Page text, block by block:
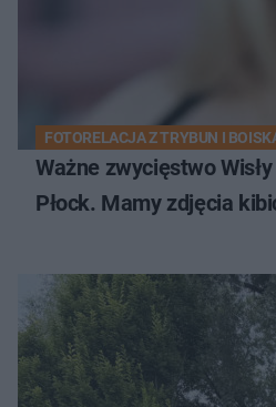
FOTORELACJA Z TRYBUN I
Ważne zwycięstwo
Płock. Mamy zdjęcia